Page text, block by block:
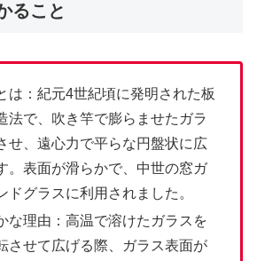
ること
は：紀元4世紀頃に発明された板
法で、吹き竿で膨らませたガラ
せ、遠心力で平らな円盤状に広
。表面が滑らかで、中世の窓ガ
ドグラスに利用されました。
な理由：高温で溶けたガラスを
させて広げる際、ガラス表面が